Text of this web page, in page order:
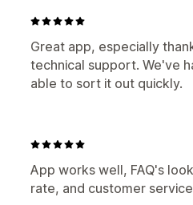
Great app, especially
technical support. We've
able to sort it out quickly.
App works well, FAQ's
rate, and customer